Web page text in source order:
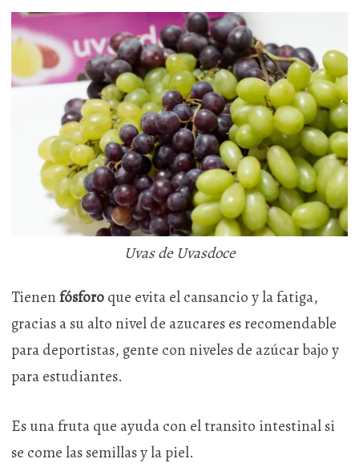
Uvas de Uvasdoce
Tienenfósforoque evita el cansancio y la fatiga,
gracias a su alto nivel de azucares es recomendable
para deportistas, gente con niveles de azúcar bajo y
para estudiantes.
Es una fruta que ayuda con el transito intestinal si
se come las semillas y la piel.